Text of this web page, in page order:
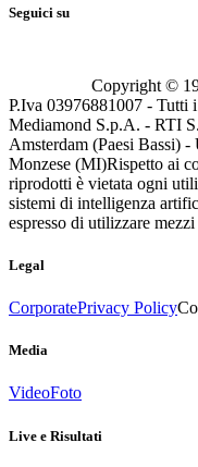
Seguici su
Copyright ©
P.Iva 03976881007 - Tutti
Mediamond S.p.A. - RTI
Amsterdam (Paesi Bassi)
Monzese (MI)Rispetto ai
riprodotti è vietata ogni
sistemi di intelligenza
espresso di utilizzare
Legal
CorporatePrivacy Policy
Media
VideoFoto
Live e Risultati